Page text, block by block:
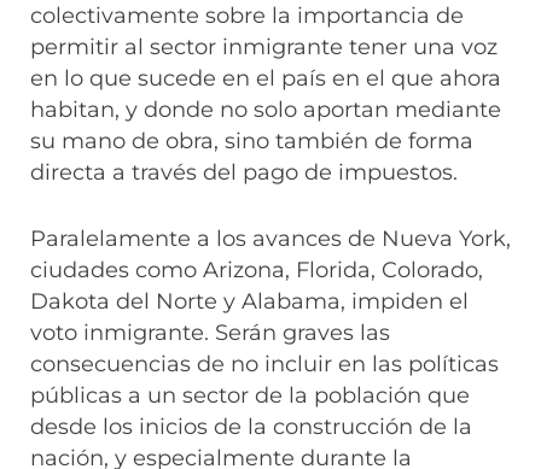
colectivamente sobre la importancia de
permitir al sector inmigrante tener una voz
en lo que sucede en el país en el que ahora
habitan, y donde no solo aportan mediante
su mano de obra, sino también de forma
directa a través del pago de impuestos.
Paralelamente a los avances de Nueva York,
ciudades como Arizona, Florida, Colorado,
Dakota del Norte y Alabama, impiden el
voto inmigrante. Serán graves las
consecuencias de no incluir en las políticas
públicas a un sector de la población que
desde los inicios de la construcción de la
nación, y especialmente durante la